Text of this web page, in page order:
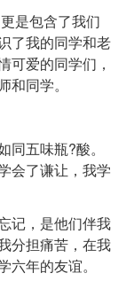
是包含了我们
了我的同学和老
可爱的同学们，
同学。
五味瓶?酸。
会了谦让，我学
，是他们伴我
分担痛苦，在我
年的友谊。